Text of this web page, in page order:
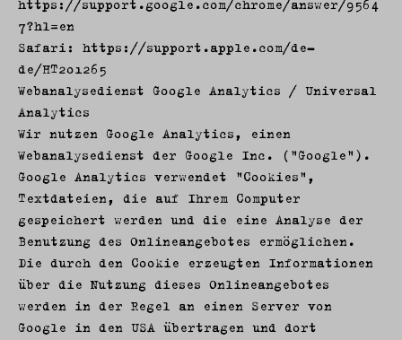
7?hl=en
Safari: https://support.apple.com/de-
de/HT201265
Webanalysedienst Google Analytics / Universal
Analytics
Wir nutzen Google Analytics, einen
Webanalysedienst der Google Inc. ("Google").
Google Analytics verwendet "Cookies",
Textdateien, die auf Ihrem Computer
gespeichert werden und die eine Analyse der
Benutzung des Onlineangebotes ermöglichen.
Die durch den Cookie erzeugten Informationen
über die Nutzung dieses Onlineangebotes
werden in der Regel an einen Server von
Google in den USA übertragen und dort